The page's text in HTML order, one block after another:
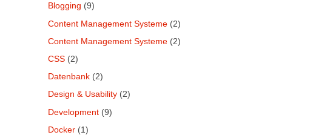
Blogging (9)
Content Management Systeme (2)
Content Management Systeme (2)
CSS (2)
Datenbank (2)
Design & Usability (2)
Development (9)
Docker (1)